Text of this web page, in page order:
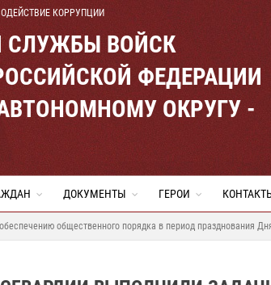
КОРРУПЦИИ
СЛУЖБЫ ВОЙСК
ФЕДЕРАЦИИ
ОКРУГУ -
ДОКУМЕНТЫ ГЕРОИ
общественного порядка в период празднования